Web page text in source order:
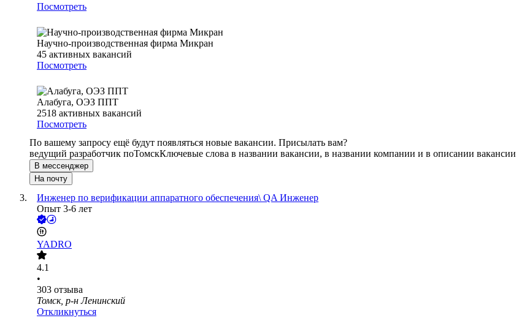
Посмотреть
Научно-производственная фирма Микран
45 активных вакансий
Посмотреть
Алабуга, ОЭЗ ППТ
2518 активных вакансий
Посмотреть
По вашему запросу ещё будут появляться новые вакансии. Присылать вам?
ведущий разработчик поТомскКлючевые слова в названии вакансии, в названии компании и в описании вакансии
В мессенджер
На почту
Инженер по верификации аппаратного обеспечения\ QA Инженер
Опыт 3-6 лет
YADRO
4.1
•
303 отзыва
Томск, р-н Ленинский
Откликнуться